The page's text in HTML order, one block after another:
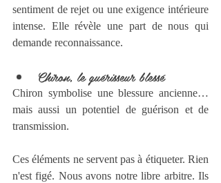
sentiment de rejet ou une exigence intérieure
intense. Elle révèle une part de nous qui
demande reconnaissance.
Chiron, le guérisseur blessé
Chiron symbolise une blessure ancienne…
mais aussi un potentiel de guérison et de
transmission.
Ces éléments ne servent pas à étiqueter. Rien
n'est figé. Nous avons notre libre arbitre. Ils